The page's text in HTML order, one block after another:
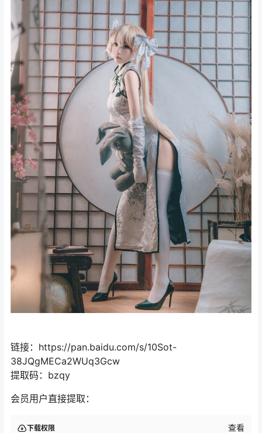
链接：https://pan.baidu.com/s/10Sot-
38JQgMECa2WUq3Gcw
提取码：bzqy
会员用户直接提取：
下载权限 查看